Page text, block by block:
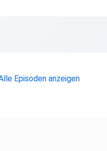
Episoden anzeigen